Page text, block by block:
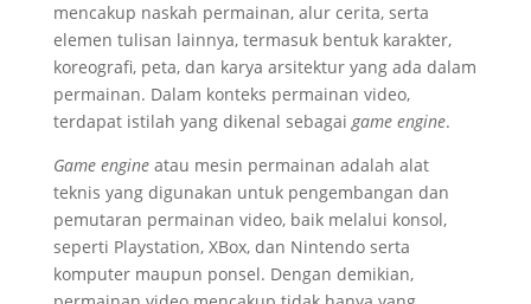
mencakup naskah permainan, alur cerita, serta
elemen tulisan lainnya, termasuk bentuk karakter,
koreografi, peta, dan karya arsitektur yang ada dalam
permainan. Dalam konteks permainan video,
terdapat istilah yang dikenal sebagaigame engine.
Game engineatau mesin permainan adalah alat
teknis yang digunakan untuk pengembangan dan
pemutaran permainan video, baik melalui konsol,
seperti Playstation, XBox, dan Nintendo serta
komputer maupun ponsel. Dengan demikian,